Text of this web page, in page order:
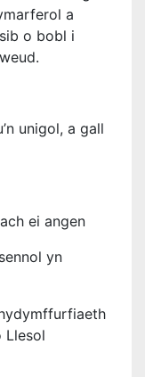
a
o bobl i
unigol, a gall
ei angen
yn
Llesol